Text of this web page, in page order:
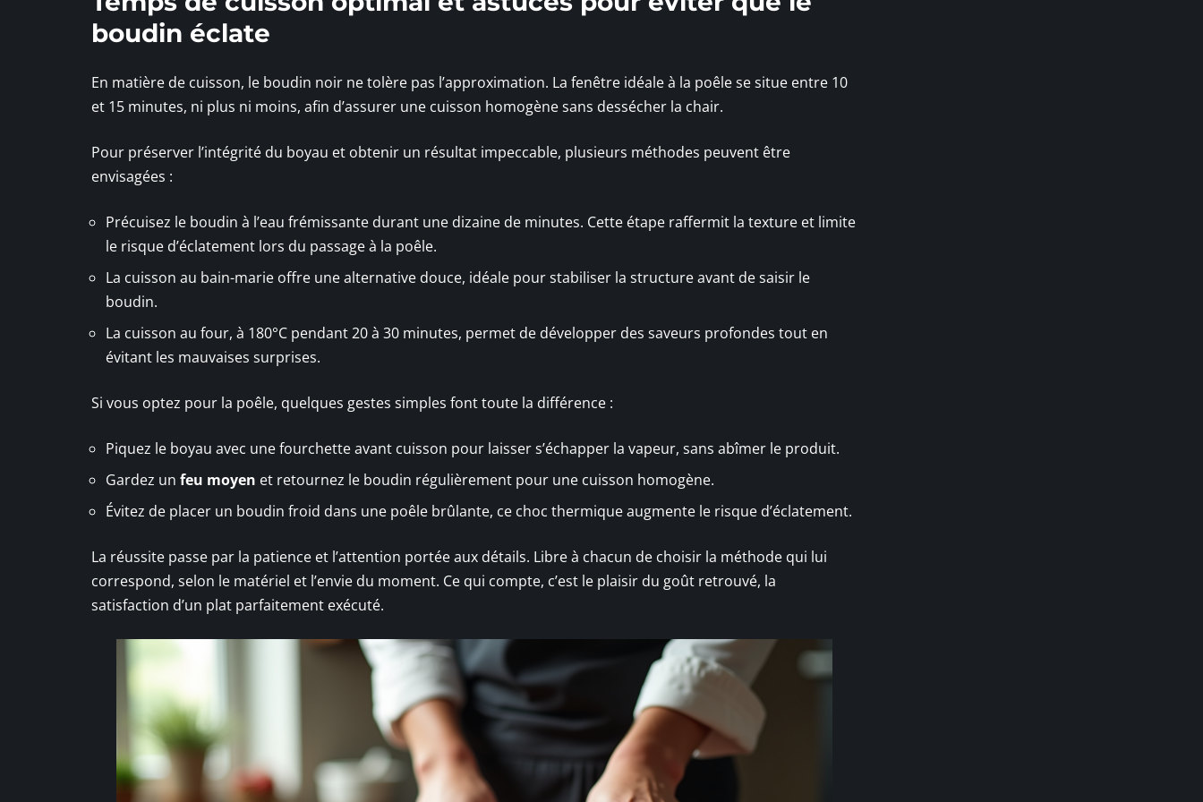
boudin éclate
En matière de cuisson, le boudin noir ne tolère pas l’approximation. La fenêtre idéale à la poêle se situe entre 10
et 15 minutes, ni plus ni moins, afin d’assurer une cuisson homogène sans dessécher la chair.
Pour préserver l’intégrité du boyau et obtenir un résultat impeccable, plusieurs méthodes peuvent être
envisagées :
Précuisez le boudin à l’eau frémissante durant une dizaine de minutes. Cette étape raffermit la texture et limite
le risque d’éclatement lors du passage à la poêle.
La cuisson au bain-marie offre une alternative douce, idéale pour stabiliser la structure avant de saisir le
boudin.
La cuisson au four, à 180°C pendant 20 à 30 minutes, permet de développer des saveurs profondes tout en
évitant les mauvaises surprises.
Si vous optez pour la poêle, quelques gestes simples font toute la différence :
Piquez le boyau avec une fourchette avant cuisson pour laisser s’échapper la vapeur, sans abîmer le produit.
Gardez un feu moyen et retournez le boudin régulièrement pour une cuisson homogène.
Évitez de placer un boudin froid dans une poêle brûlante, ce choc thermique augmente le risque d’éclatement.
La réussite passe par la patience et l’attention portée aux détails. Libre à chacun de choisir la méthode qui lui
correspond, selon le matériel et l’envie du moment. Ce qui compte, c’est le plaisir du goût retrouvé, la
satisfaction d’un plat parfaitement exécuté.